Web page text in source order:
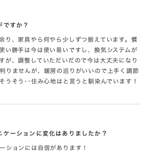
ですか？
り、家具やら何やら少しずつ揃えています。慣
い勝手は今は使い易いですし、換気システムが
が、調整していただいだので今は大丈夫になり
りませんが、暖房の巡りがいいので上手く調節
うそう･･住み心地はと言うと馴染んでいます！
ケーションに変化はありましたか？
ションには自信があります！